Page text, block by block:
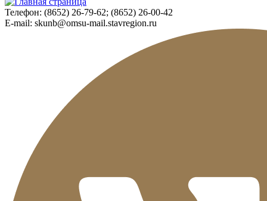
Телефон: (8652) 26-79-62; (8652) 26-00-42
E-mail: skunb@omsu-mail.stavregion.ru